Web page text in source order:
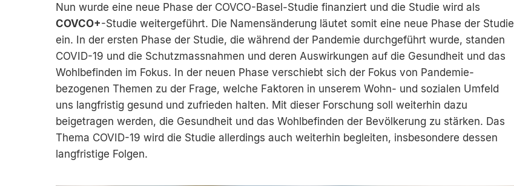
Nun wurde eine neue Phase der COVCO-Basel-Studie finanziert und die Studie wird als
COVCO+-Studie weitergeführt. Die Namensänderung läutet somit eine neue Phase der Studie
ein. In der ersten Phase der Studie, die während der Pandemie durchgeführt wurde, standen
COVID-19 und die Schutzmassnahmen und deren Auswirkungen auf die Gesundheit und das
Wohlbefinden im Fokus. In der neuen Phase verschiebt sich der Fokus von Pandemie-
bezogenen Themen zu der Frage, welche Faktoren in unserem Wohn- und sozialen Umfeld
uns langfristig gesund und zufrieden halten. Mit dieser Forschung soll weiterhin dazu
beigetragen werden, die Gesundheit und das Wohlbefinden der Bevölkerung zu stärken. Das
Thema COVID-19 wird die Studie allerdings auch weiterhin begleiten, insbesondere dessen
langfristige Folgen.